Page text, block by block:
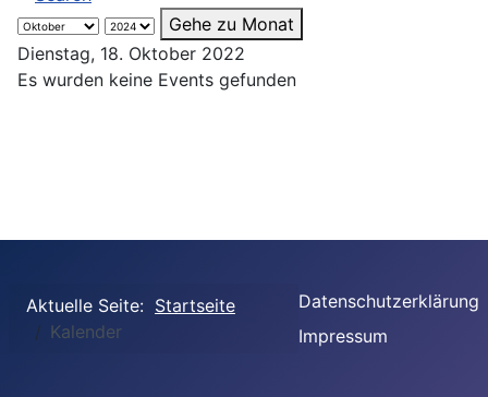
Gehe zu Monat
Dienstag, 18. Oktober 2022
Es wurden keine Events gefunden
Aktuelle Seite: Startseite
Kalender
Datenschutzerklärung
Impressum